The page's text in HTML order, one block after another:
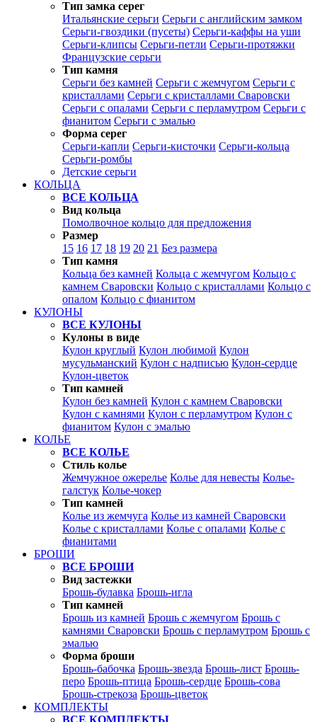
Тип замка серег
Итальянские серьги Серьги с английским замком
Серьги-гвоздики (пусеты) Серьги-каффы на уши
Серьги-клипсы Серьги-петли Серьги-протяжки
Французские серьги
Тип камня
Серьги без камней Серьги с жемчугом Серьги с
кристаллами Серьги с кристаллами Сваровски
Серьги с опалами Серьги с перламутром Серьги с
фианитом Серьги с эмалью
Форма серег
Серьги-капли Серьги-кисточки Серьги-кольца
Серьги-ромбы
Детские серьги
КОЛЬЦА
ВСЕ КОЛЬЦА
Вид кольца
Помолвочное кольцо для предложения
Размер
15 16 17 18 19 20 21 Без размера
Тип камня
Кольца без камней Кольца с жемчугом Кольцо с
камнем Сваровски Кольцо с кристаллами Кольцо с
опалом Кольцо с фианитом
КУЛОНЫ
ВСЕ КУЛОНЫ
Кулоны в виде
Кулон круглый Кулон любимой Кулон
мусульманский Кулон с надписью Кулон-сердце
Кулон-цветок
Тип камней
Кулон без камней Кулон с камнем Сваровски
Кулон с камнями Кулон с перламутром Кулон с
фианитом Кулон с эмалью
КОЛЬЕ
ВСЕ КОЛЬЕ
Стиль колье
Жемчужное ожерелье Колье для невесты Колье-
галстук Колье-чокер
Тип камней
Колье из жемчуга Колье из камней Сваровски
Колье с кристаллами Колье с опалами Колье с
фианитами
БРОШИ
ВСЕ БРОШИ
Вид застежки
Брошь-булавка Брошь-игла
Тип камней
Брошь из камней Брошь с жемчугом Брошь с
камнями Сваровски Брошь с перламутром Брошь с
эмалью
Форма броши
Брошь-бабочка Брошь-звезда Брошь-лист Брошь-
перо Брошь-птица Брошь-сердце Брошь-сова
Брошь-стрекоза Брошь-цветок
КОМПЛЕКТЫ
ВСЕ КОМПЛЕКТЫ